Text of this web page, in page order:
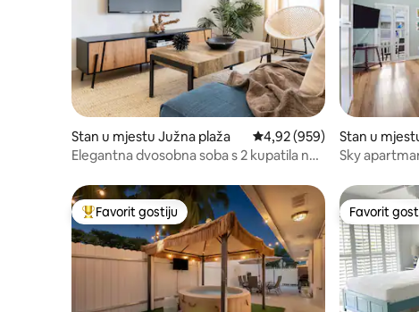
Stan u mjestu Južna plaža Prosječna ocjena: 4,92 od
4,92 (959)
Elegantna dvosobna soba s 2 kupatila na
Stan u
Sky
Glavni favorit gostiju
Favorit gostiju Favorit
Favorit